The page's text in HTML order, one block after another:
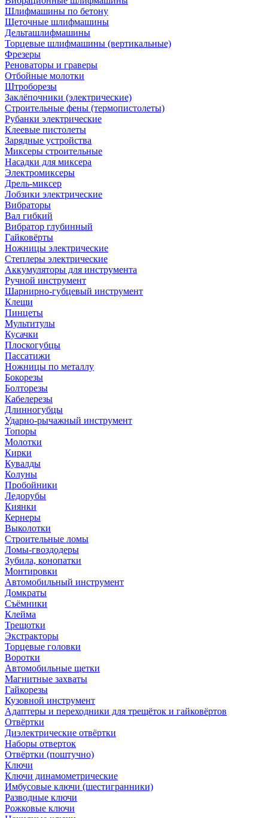
Шлифмашины по бетону
Щеточные шлифмашины
Дельташлифмашины
Торцевые шлифмашины (вертикальные)
Фрезеры
Реноваторы и граверы
Отбойные молотки
Штроборезы
Заклёпочники (электрические)
Строительные фены (термопистолеты)
Рубанки электрические
Клеевые пистолеты
Зарядные устройства
Миксеры строительные
Насадки для миксера
Электромиксеры
Дрель-миксер
Лобзики электрические
Вибраторы
Вал гибкий
Вибратор глубинный
Гайковёрты
Ножницы электрические
Степлеры электрические
Аккумуляторы для инструмента
Ручной инструмент
Шарнирно-губцевый инструмент
Клещи
Пинцеты
Мультитулы
Кусачки
Плоскогубцы
Пассатижи
Ножницы по металлу
Бокорезы
Болторезы
Кабелерезы
Длинногубцы
Ударно-рычажный инструмент
Топоры
Молотки
Кирки
Кувалды
Колуны
Пробойники
Ледорубы
Киянки
Кернеры
Выколотки
Строительные ломы
Ломы-гвоздодеры
Зубила, конопатки
Монтировки
Автомобильный инструмент
Домкраты
Съёмники
Клейма
Трещотки
Экстракторы
Торцевые головки
Воротки
Автомобильные щетки
Магнитные захваты
Гайкорезы
Кузовной инструмент
Адаптеры и переходники для трещёток и гайковёртов
Отвёртки
Диэлектрические отвёртки
Наборы отверток
Отвёртки (поштучно)
Ключи
Ключи динамометрические
Имбусовые ключи (шестигранники)
Разводные ключи
Рожковые ключи